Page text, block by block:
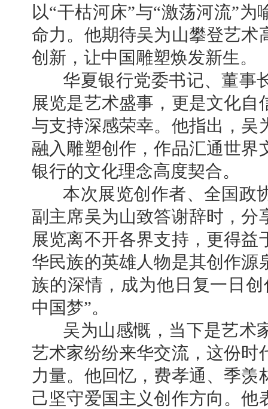
以“干枯河床”与“激荡河流”
命力。他期待吴为山攀登艺术
创新，让中国雕塑焕发新生。
华夏银行党委书记、董事
展览是艺术盛事，更是文化
与支持深感荣幸。他指出，吴
融入雕塑创作，作品汇通世界
银行的文化理念高度契合。
本次展览创作者、全国政
副主席吴为山致答谢辞时，分
展览离不开各界支持，更得
华民族的英雄人物是其创作源
族的深情，成为他日复一日
中国梦”。
吴为山感慨，当下是艺术
艺术家纷纷来华交流，这份时
力量。他回忆，费孝通、季
己坚守爱国主义创作方向。他